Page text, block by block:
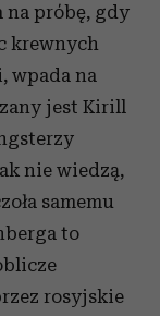
na próbę, gdy
krewnych
wpada na
jest Kirill
nie wiedzą,
samemu
to
rosyjskie